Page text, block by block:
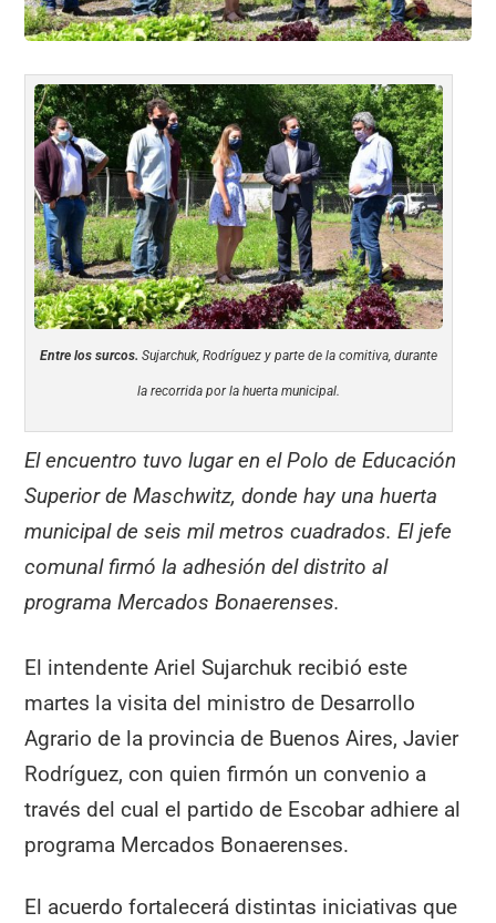
Entre los surcos. Sujarchuk, Rodríguez y parte de la comitiva, durante
la recorrida por la huerta municipal.
El encuentro tuvo lugar en el Polo de Educación
Superior de Maschwitz, donde hay una huerta
municipal de seis mil metros cuadrados. El jefe
comunal firmó la adhesión del distrito al
programa Mercados Bonaerenses.
El intendente Ariel Sujarchuk recibió este
martes la visita del ministro de Desarrollo
Agrario de la provincia de Buenos Aires, Javier
Rodríguez, con quien firmón un convenio a
través del cual el partido de Escobar adhiere al
programa Mercados Bonaerenses.
El acuerdo fortalecerá distintas iniciativas que